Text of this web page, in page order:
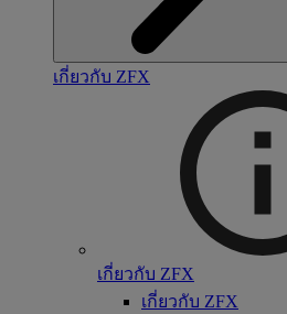
เกี่ยวกับ ZFX
เกี่ยวกับ ZFX
เกี่ยวกับ ZFX